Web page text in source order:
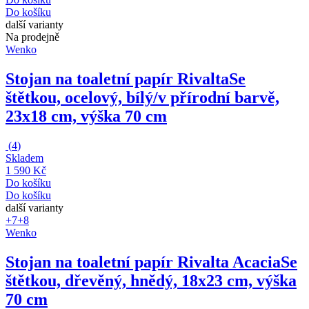
Do košíku
další varianty
Na prodejně
Wenko
Stojan na toaletní papír RivaltaSe
štětkou, ocelový, bílý/v přírodní barvě,
23x18 cm, výška 70 cm
(4)
Skladem
1 590 Kč
Do košíku
Do košíku
další varianty
+7+8
Wenko
Stojan na toaletní papír Rivalta AcaciaSe
štětkou, dřevěný, hnědý, 18x23 cm, výška
70 cm